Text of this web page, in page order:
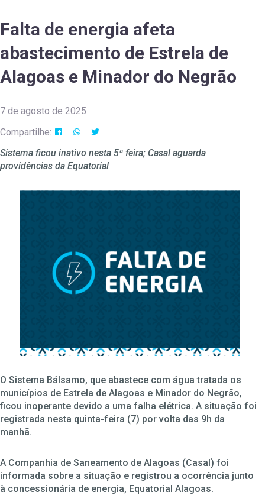
Falta de energia afeta
abastecimento de Estrela de
Alagoas e Minador do Negrão
7 de agosto de 2025
Compartilhe:
Sistema ficou inativo nesta 5ª feira; Casal aguarda
providências da Equatorial
O Sistema Bálsamo, que abastece com água tratada os
municípios de Estrela de Alagoas e Minador do Negrão,
ficou inoperante devido a uma falha elétrica. A situação foi
registrada nesta quinta-feira (7) por volta das 9h da
manhã.
A Companhia de Saneamento de Alagoas (Casal) foi
informada sobre a situação e registrou a ocorrência junto
à concessionária de energia, Equatorial Alagoas.